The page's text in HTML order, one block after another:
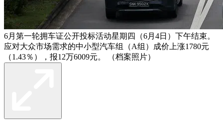
6月第一轮拥车证公开投标活动星期四（6月4日）下午结束。
应对大众市场需求的中小型汽车组（A组）成价上涨1780元
（1.43％），报12万6009元。 （档案照片）